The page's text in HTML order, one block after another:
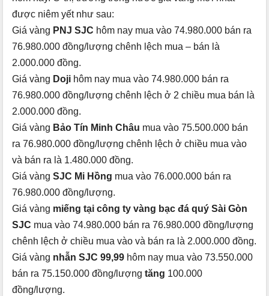
được niêm yết như sau:
Giá vàng PNJ SJC hôm nay mua vào 74.980.000 bán ra
76.980.000 đồng/lượng chênh lệch mua – bán là
2.000.000 đồng.
Giá vàng Doji hôm nay mua vào 74.980.000 bán ra
76.980.000 đồng/lượng chênh lệch ở 2 chiều mua bán là
2.000.000 đồng.
Giá vàng Bảo Tín Minh Châu mua vào 75.500.000 bán
ra 76.980.000 đồng/lượng chênh lệch ở chiều mua vào
và bán ra là 1.480.000 đồng.
Giá vàng SJC Mi Hồng mua vào 76.000.000 bán ra
76.980.000 đồng/lượng.
Giá vàng miếng tại công ty vàng bạc đá quý Sài Gòn
SJC mua vào 74.980.000 bán ra 76.980.000 đồng/lượng
chênh lệch ở chiều mua vào và bán ra là 2.000.000 đồng.
Giá vàng nhẫn SJC 99,99 hôm nay mua vào 73.550.000
bán ra 75.150.000 đồng/lượng tăng 100.000
đồng/lượng.